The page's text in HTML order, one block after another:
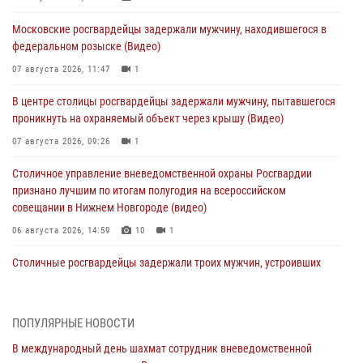
Московские росгвардейцы задержали мужчину, находившегося в
федеральном розыске (Видео)
07 августа 2026, 11:47 1
В центре столицы росгвардейцы задержали мужчину, пытавшегося
проникнуть на охраняемый объект через крышу (Видео)
07 августа 2026, 09:26 1
Столичное управление вневедомственной охраны Росгвардии
признано лучшим по итогам полугодия на всероссийском
совещании в Нижнем Новгороде (видео)
06 августа 2026, 14:59 10 1
Столичные росгвардейцы задержали троих мужчин, устроивших
матче в Москве обеспечила Росгвардия (видео)
ПОПУЛЯРНЫЕ НОВОСТИ
В международный день шахмат сотрудник вневедомственной